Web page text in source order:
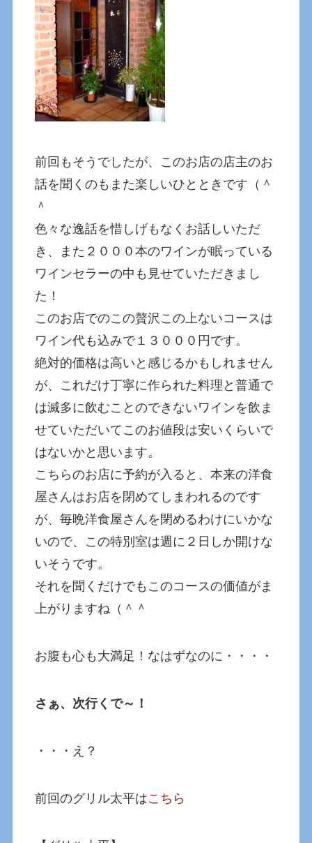
前回もそうでしたが、このお店の店主のお
話を聞くのもまた楽しいひとときです（＾
＾
色々な逸話を惜しげもなくお話しいただ
き、また２０００本のワインが眠っている
ワインセラーの中も見せていただきまし
た！
このお店でのこの贅沢この上ないコースは
ワイン代も込みで１３０００円です。
絶対的価格は高いと感じるかもしれません
が、これだけ丁寧に作られた料理と普通で
は滅多に飲むことのできないワインを飲ま
せていただいてこのお値段は安いくらいで
はないかと思います。
こちらのお店に予約が入ると、本来の洋食
屋さんはお店を閉めてしまわれるのです
が、毎晩洋食屋さんを閉めるわけにいかな
いので、この特別室は週に２日しか開けな
いそうです。
それを聞くだけでもこのコースの価値がま
上がりますね（＾＾
お腹も心も大満足！なはずなのに・・・・
さぁ、次行くで～！
・・・え？
前回のグリル太平はこちら